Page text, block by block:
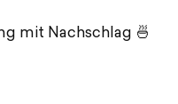
mit Nachschlag 🍜